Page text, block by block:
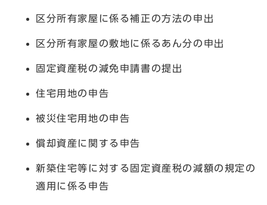
区分所有家屋に係る補正の方法の申出
区分所有家屋の敷地に係るあん分の申出
固定資産税の減免申請書の提出
住宅用地の申告
被災住宅用地の申告
償却資産に関する申告
新築住宅等に対する固定資産税の減額の規定の
適用に係る申告